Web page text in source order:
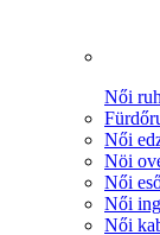
Női
Női
Nöi
Női
Női
Női